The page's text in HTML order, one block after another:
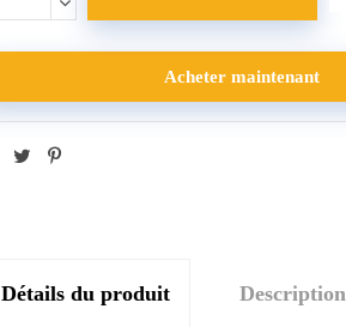
Acheter maintenant
Détails du produit Description